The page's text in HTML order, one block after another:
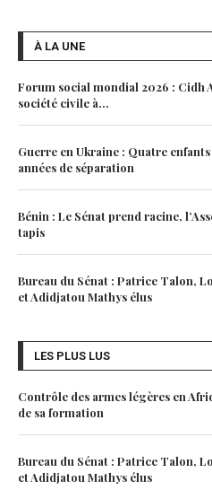
À LA UNE
Forum social mondial 2026 : Cidh
société civile à...
Guerre en Ukraine : Quatre
années de séparation
Bénin : Le Sénat prend racine,
tapis
Bureau du Sénat : Patrice Talon,
et Adidjatou Mathys élus
LES PLUS LUS
Contrôle des armes légères en
de sa formation
Bureau du Sénat : Patrice Talon,
et Adidjatou Mathys élus